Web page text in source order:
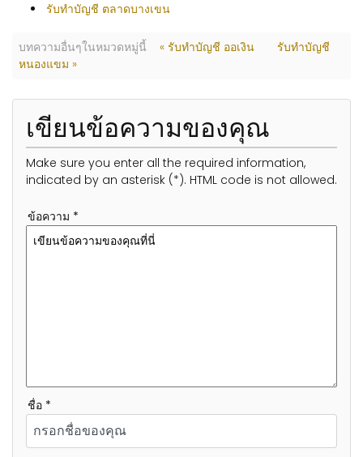
รับทำบัญชี ตลาดบางเขน
บทความอื่นๆในหมวดหมู่นี้ « รับทำบัญชี ออเงิน
รับทำบัญชี
หนองแขม »
เขียนข้อความของคุณ
Make sure you enter all the required information,
indicated by an asterisk (*). HTML code is not allowed.
ข้อความ *
ชื่อ *